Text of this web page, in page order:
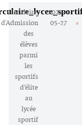
2025-
05-27
Circulaire
d'Admission
des
élèves
parmi
les
sportifs
d’élite
au
lycée
sportif